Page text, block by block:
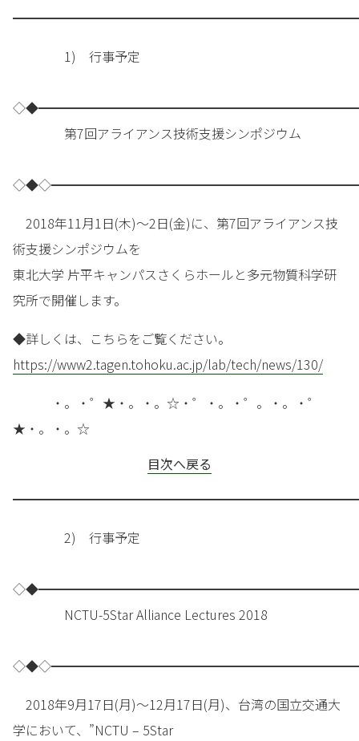
1) 行事予定
第7回アライアンス技術支援シンポジウム
2018年11月1日(木)～2日(金)に、第7回アライアンス技
術支援シンポジウムを
東北大学 片平キャンパスさくらホールと多元物質科学研
究所で開催します。
◆詳しくは、こちらをご覧ください。
https://www2.tagen.tohoku.ac.jp/lab/tech/news/130/
・。・゜★・。・。☆・゜・。・゜。・。・゜
★・。・。☆
目次へ戻る
2) 行事予定
NCTU-5Star Alliance Lectures 2018
2018年9月17日(月)～12月17日(月)、台湾の国立交通大
学において、”NCTU – 5Star